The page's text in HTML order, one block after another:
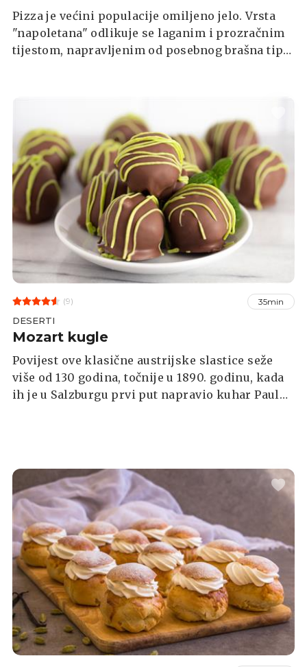
Pizza je većini populacije omiljeno jelo. Vrsta
"napoletana" odlikuje se laganim i prozračnim
tijestom, napravljenim od posebnog brašna tipa
(9) 35min
DESERTI
Mozart kugle
Povijest ove klasične austrijske slastice seže
više od 130 godina, točnije u 1890. godinu, kada
ih je u Salzburgu prvi put napravio kuhar Paul